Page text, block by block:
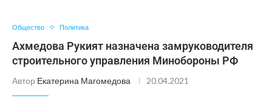
Общество Политика
Ахмедова Рукият назначена замруководителя
строительного управления Минобороны РФ
Автор Екатерина Магомедова 20.04.2021